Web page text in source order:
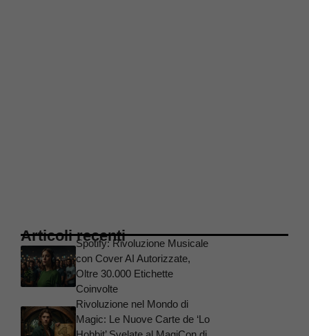
Articoli recentiSpotify: Rivoluzione Musicale
con Cover AI Autorizzate,
Oltre 30.000 Etichette
Coinvolte
Rivoluzione nel Mondo di
Magic: Le Nuove Carte de ‘Lo